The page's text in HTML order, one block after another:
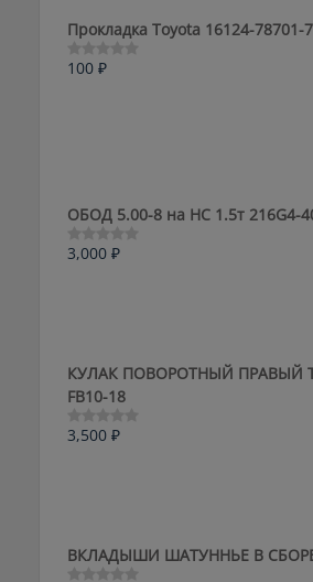
5
Прокладка Toyota 16124-78701-
Оценка
100 ₽
ОБОД 5.00-8 на HC 1.5т 216G4-
Оценка
3,000 ₽
КУЛАК ПОВОРОТНЫЙ ПРАВЫЙ
FB10-18
Оценка
3,500 ₽
ВКЛАДЫШИ ШАТУННЬЕ В СБОРЕ